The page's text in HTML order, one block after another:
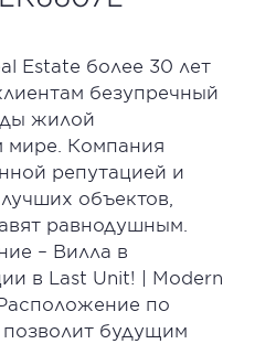
Estate более 30 лет
безупречный
жилой
мире. Компания
репутацией и
объектов,
равнодушным.
– Вилла в
в Last Unit! | Modern
по
позволит будущим